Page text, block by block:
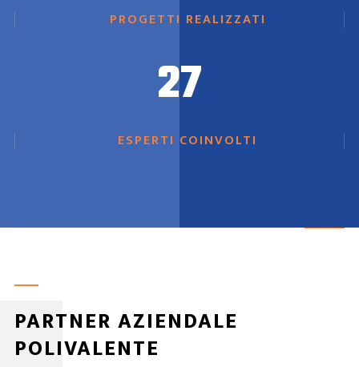
PROGETTI REALIZZATI
27
ESPERTI COINVOLTI
PARTNER AZIENDALE
POLIVALENTE